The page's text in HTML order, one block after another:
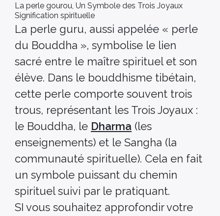
La perle gourou, Un Symbole des Trois Joyaux
Signification spirituelle
La perle guru, aussi appelée « perle
du Bouddha », symbolise le lien
sacré entre le maître spirituel et son
élève. Dans le bouddhisme tibétain,
cette perle comporte souvent trois
trous, représentant les Trois Joyaux :
le Bouddha, le Dharma (les
enseignements) et le Sangha (la
communauté spirituelle). Cela en fait
un symbole puissant du chemin
spirituel suivi par le pratiquant.
SI vous souhaitez approfondir votre